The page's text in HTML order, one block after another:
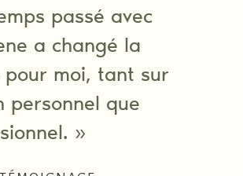
passé avec
a changé la
pour moi, tant sur
personnel que
»